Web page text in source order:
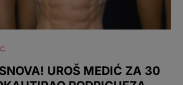
UROŠ MEDIĆ ZA 30